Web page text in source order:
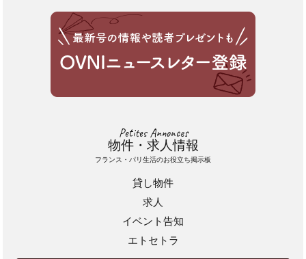
Petites Annonces
物件・求人情報
フランス・パリ生活のお役立ち掲示板
貸し物件
求人
イベント告知
エトセトラ